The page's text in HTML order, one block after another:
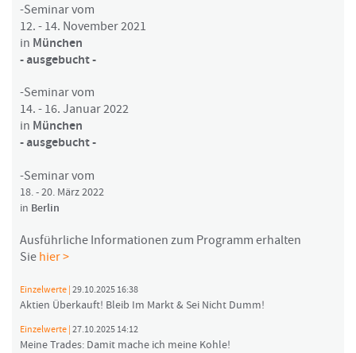
-Seminar vom
12. - 14. November 2021
in München
- ausgebucht -
-Seminar vom
14. - 16. Januar 2022
in München
- ausgebucht -
-Seminar vom
18. - 20. März 2022
in Berlin
Ausführliche Informationen zum Programm erhalten
Sie hier >
Einzelwerte | 29.10.2025 16:38
Aktien Überkauft! Bleib Im Markt & Sei Nicht Dumm!
Einzelwerte | 27.10.2025 14:12
Meine Trades: Damit mache ich meine Kohle!